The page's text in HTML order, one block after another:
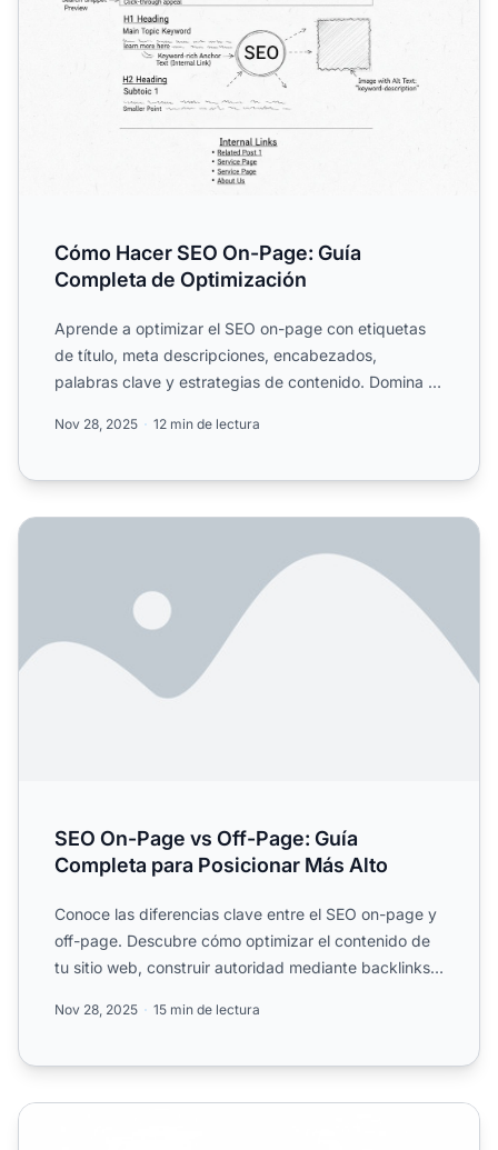
Cómo Hacer SEO On-Page: Guía
Completa de Optimización
Aprende a optimizar el SEO on-page con etiquetas
de título, meta descripciones, encabezados,
palabras clave y estrategias de contenido. Domina la
Nov 28, 2025 12 min de lectura
SEO On-Page vs Off-Page: Guía Completa para
SEO On-Page vs Off-Page: Guía
Completa para Posicionar Más Alto
Conoce las diferencias clave entre el SEO on-page y
off-page. Descubre cómo optimizar el contenido de
tu sitio web, construir autoridad mediante backlinks e
Nov 28, 2025 15 min de lectura
¿Por qué es importante el SEO On-Page?